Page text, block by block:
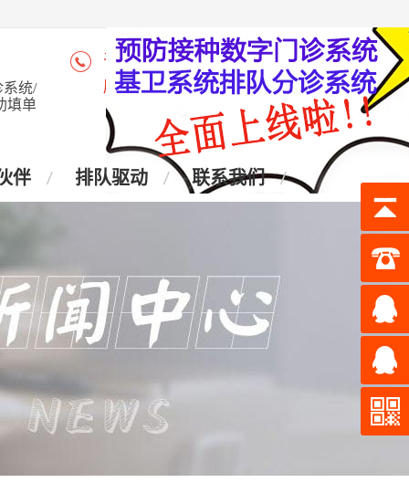
系统/
填单
咨询热线：4006-028-965
座 机：028-87438905
伴 排队驱动 联系我们